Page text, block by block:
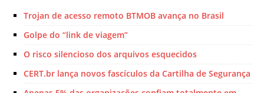
Trojan de acesso remoto BTMOB avança no Brasil
Golpe do “link de viagem”
O risco silencioso dos arquivos esquecidos
CERT.br lança novos fascículos da Cartilha de Segurança